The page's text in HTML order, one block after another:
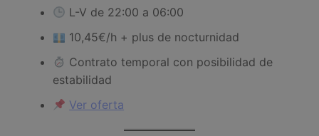
L-V de 22:00 a 06:00
10,45€/h + plus de nocturnidad
Contrato temporal con posibilidad de
estabilidad
Ver oferta